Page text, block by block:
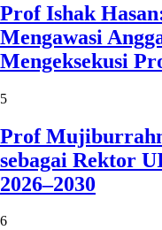
Prof Ishak
Mengawasi
Mengeksekusi
5
Prof
sebagai Rektor
2026–2030
6